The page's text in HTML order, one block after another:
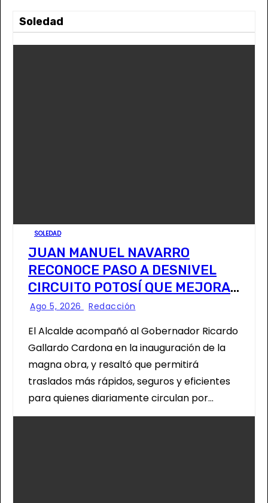
Soledad
SOLEDAD
JUAN MANUEL NAVARRO
RECONOCE PASO A DESNIVEL
CIRCUITO POTOSÍ QUE MEJORA
LA MOVILIDAD METROPOLITANA
Ago 5, 2026 Redacción
El Alcalde acompañó al Gobernador Ricardo
Gallardo Cardona en la inauguración de la
magna obra, y resaltó que permitirá
traslados más rápidos, seguros y eficientes
para quienes diariamente circulan por…